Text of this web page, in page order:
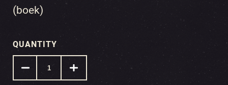
(boek)
QUANTITY